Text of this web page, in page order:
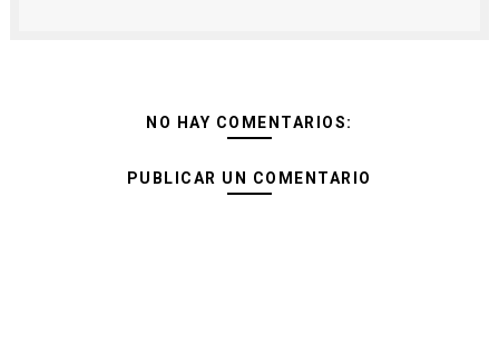
NO HAY COMENTARIOS:
PUBLICAR UN COMENTARIO